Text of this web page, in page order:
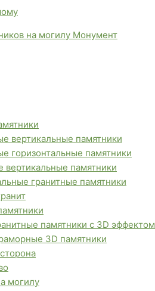
на могилу Монумент
вертикальные памятники
горизонтальные памятники
вертикальные памятники
гранитные памятники
памятники с 3D эффектом
3D памятники
могилу